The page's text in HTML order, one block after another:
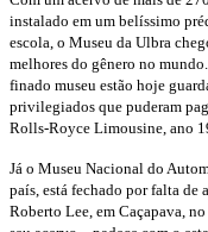
instalado em um belíssimo
escola, o Museu da Ulbra
melhores do gênero no
finado museu estão hoje
privilegiados que puderam
Rolls-Royce Limousine, ano
Já o Museu Nacional do
país, está fechado por falta
Roberto Lee, em Caçapava,